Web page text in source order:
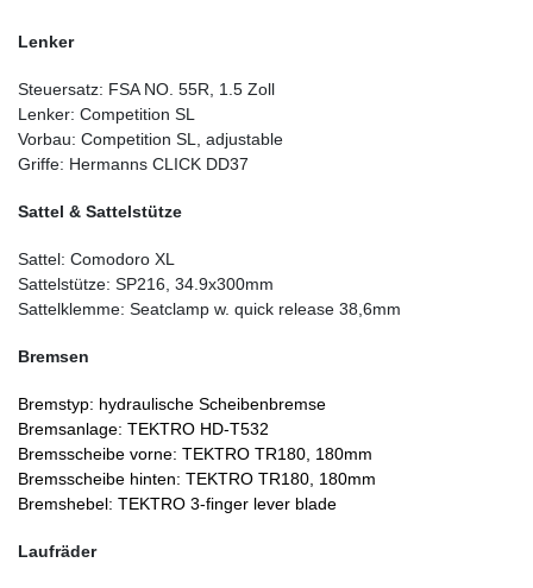
Lenker
Steuersatz: FSA NO. 55R, 1.5 Zoll
Lenker: Competition SL
Vorbau: Competition SL, adjustable
Griffe: Hermanns CLICK DD37
Sattel & Sattelstütze
Sattel: Comodoro XL
Sattelstütze: SP216, 34.9x300mm
Sattelklemme: Seatclamp w. quick release 38,6mm
Bremsen
Bremstyp: hydraulische Scheibenbremse
Bremsanlage: TEKTRO HD-T532
Bremsscheibe vorne: TEKTRO TR180, 180mm
Bremsscheibe hinten: TEKTRO TR180, 180mm
Bremshebel: TEKTRO 3-finger lever blade
Laufräder